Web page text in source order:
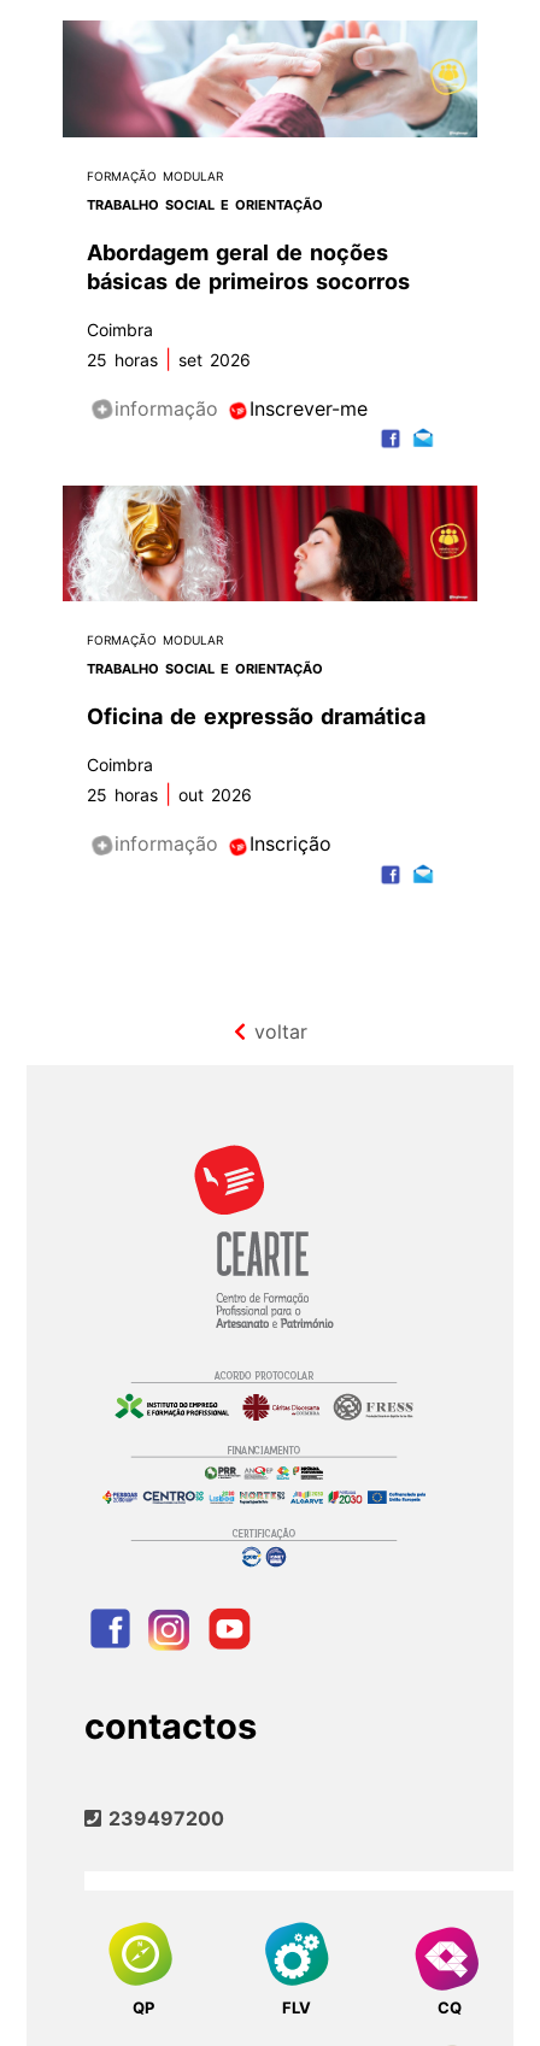
FORMAÇÃO MODULAR
TRABALHO SOCIAL E ORIENTAÇÃO
Abordagem geral de noções
básicas de primeiros socorros
Coimbra
25 horas
set 2026
informação Inscrever-me
FORMAÇÃO MODULAR
TRABALHO SOCIAL E ORIENTAÇÃO
Oficina de expressão dramática
Coimbra
25 horas
out 2026
informação Inscrição
voltar
contactos
239497200
QP FLV CQ